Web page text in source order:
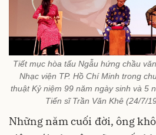
Tiết mục hòa tấu Ngẫu hứng chầu
Nhạc viện TP. Hồ Chí Minh trong
thuật Kỷ niệm 99 năm ngày sinh và 5
Tiến sĩ Trần Văn Khê (24/7/
Những năm cuối đời, ông